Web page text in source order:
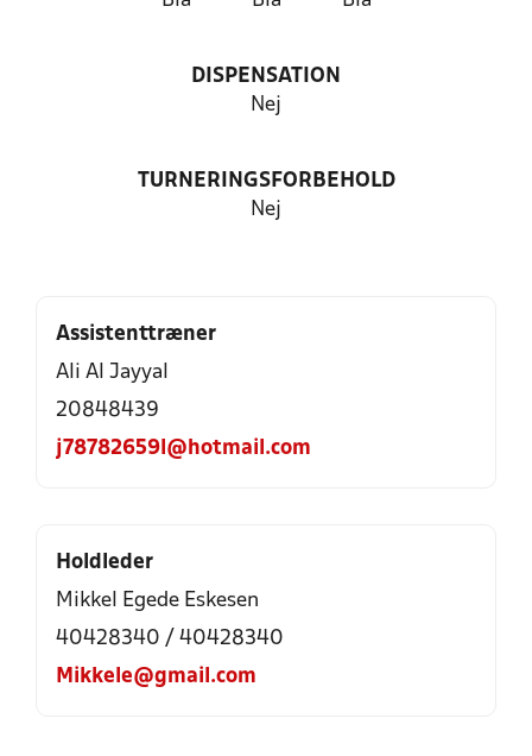
DISPENSATION
Nej
TURNERINGSFORBEHOLD
Nej
Assistenttræner
Ali Al Jayyal
20848439
j78782659l@hotmail.com
Holdleder
Mikkel Egede Eskesen
40428340 / 40428340
Mikkele@gmail.com